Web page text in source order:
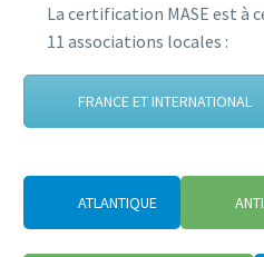
La certification MASE est à
11 associations locales :
FRANCE ET INTERNATIONAL
ATLANTIQUE